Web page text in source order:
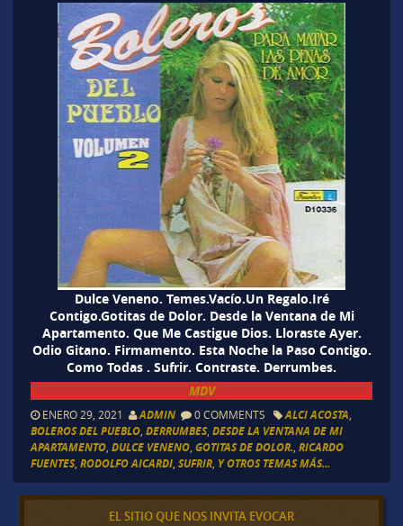
Dulce Veneno. Temes.Vacío.Un Regalo.Iré
Contigo.Gotitas de Dolor. Desde la Ventana de Mi
Apartamento. Que Me Castigue Dios. Lloraste Ayer.
Odio Gitano. Firmamento. Esta Noche la Paso Contigo.
Como Todas . Sufrir. Contraste. Derrumbes.
MDV
ENERO 29, 2021 ADMIN 0 COMMENTS ALCI ACOSTA
BOLEROS DEL PUEBLO, DERRUMBES, DESDE LA VENTANA DE MI
APARTAMENTO, DULCE VENENO, GOTITAS DE DOLOR. RICARDO
FUENTES, RODOLFO AICARDI, SUFRIR, Y OTROS TEMAS MÁS...
EL SITIO QUE NOS INVITA EVOCAR